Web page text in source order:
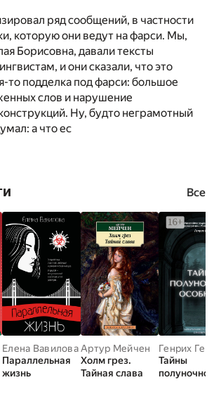
ряд сообщений, в частности
которую они ведут на фарси. Мы,
Борисовна, давали тексты
и они сказали, что это
то подделка под фарси: большое
слов и нарушение
Ну, будто неграмотный
а что ес
Все
Елена Вавилова
Параллельная
жизнь
Артур Мейчен
Холм грез.
Тайная слава
Генрих
Тайны